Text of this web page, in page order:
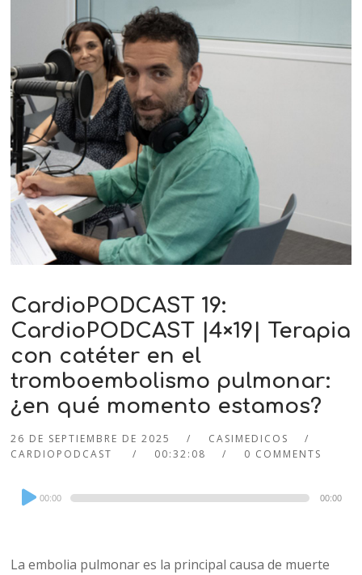
CardioPODCAST 19:
CardioPODCAST |4×19| Terapia
con catéter en el
tromboembolismo pulmonar:
¿en qué momento estamos?
26 DE SEPTIEMBRE DE 2025
CASIMEDICOS
CARDIOPODCAST
00:32:08 0 COMMENTS
Audio
Player
00:00 00:00
La embolia pulmonar es la principal causa de muerte